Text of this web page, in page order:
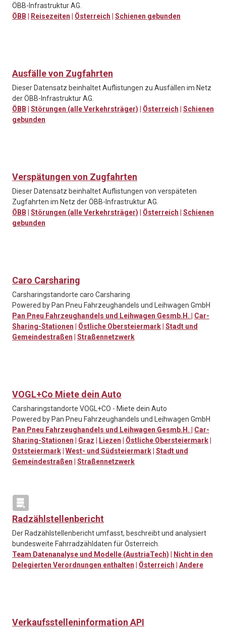
ÖBB-Infrastruktur AG.
ÖBB
Reisezeiten Österreich Schienen gebunden
Ausfälle von Zugfahrten
Dieser Datensatz beinhaltet Auflistungen zu Ausfällen im Netz
der ÖBB-Infrastruktur AG.
ÖBB
Störungen (alle Verkehrsträger) Österreich
Schienen
gebunden
Verspätungen von Zugfahrten
Dieser Datensatz beinhaltet Auflistungen von verspäteten
Zugfahrten im Netz der ÖBB-Infrastruktur AG.
ÖBB
Störungen (alle Verkehrsträger) Österreich
Schienen
gebunden
Caro Carsharing
Carsharingstandorte caro Carsharing
Powered by Pan Pneu Fahrzeughandels und Leihwagen GmbH
Pan Pneu Fahrzeughandels und Leihwagen Gesmb.H.
Car-
Sharing-Stationen
Östliche Obersteiermark Stadt und
Gemeindestraßen
Straßennetzwerk
VOGL+Co Miete dein Auto
Carsharingstandorte VOGL+CO - Miete dein Auto
Powered by Pan Pneu Fahrzeughandels und Leihwagen GmbH
Pan Pneu Fahrzeughandels und Leihwagen Gesmb.H.
Car-
Sharing-Stationen
Graz Liezen Östliche Obersteiermark
Oststeiermark West- und Südsteiermark Stadt und
Gemeindestraßen
Straßennetzwerk
Radzählstellenbericht
Der Radzählstellenbericht umfasst, beschreibt und analysiert
bundesweite Fahrradzähldaten für Österreich.
Team Datenanalyse und Modelle (AustriaTech)
Nicht in den
Delegierten Verordnungen enthalten
Österreich Andere
Verkaufsstelleninformation API